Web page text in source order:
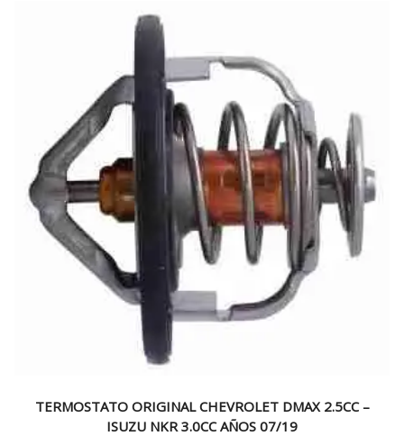
TERMOSTATO ORIGINAL CHEVROLET DMAX 2.5CC –
ISUZU NKR 3.0CC AÑOS 07/19